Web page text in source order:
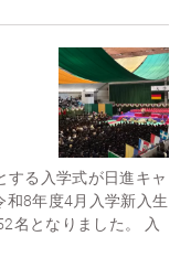
する入学式が日進キャ
和8年度4月入学新入生
名となりました。 入